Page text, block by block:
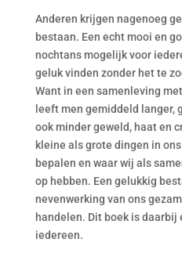
Anderen krijgen nagenoeg
bestaan. Een echt mooi en
nochtans mogelijk voor
geluk vinden zonder het te
Want in een samenleving
leeft men gemiddeld langer,
ook minder geweld, haat en
kleine als grote dingen in
bepalen en waar wij als
op hebben. Een gelukkig
nevenwerking van ons
handelen. Dit boek is daarbij
iedereen.